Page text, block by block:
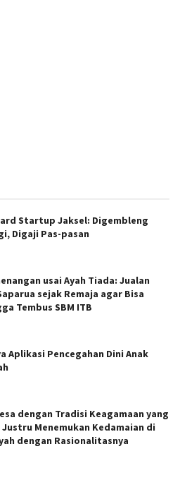
Startup Jaksel: Digembleng
Digaji Pas-pasan
usai Ayah Tiada: Jualan
sejak Remaja agar Bisa
Tembus SBM ITB
Aplikasi Pencegahan Dini Anak
dengan Tradisi Keagamaan yang
Justru Menemukan Kedamaian di
dengan Rasionalitasnya